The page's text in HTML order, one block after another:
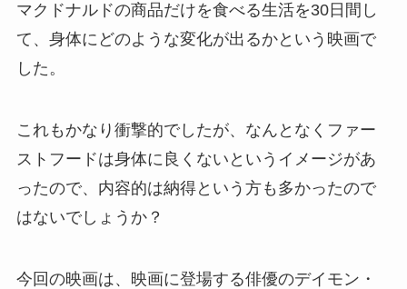
マクドナルドの商品だけを食べる生活を30日間し
て、身体にどのような変化が出るかという映画で
した。
これもかなり衝撃的でしたが、なんとなくファー
ストフードは身体に良くないというイメージがあ
ったので、内容的は納得という方も多かったので
はないでしょうか？
今回の映画は、映画に登場する俳優のデイモン・